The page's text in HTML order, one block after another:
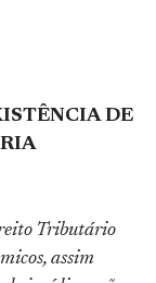
DE
Tributário
assim